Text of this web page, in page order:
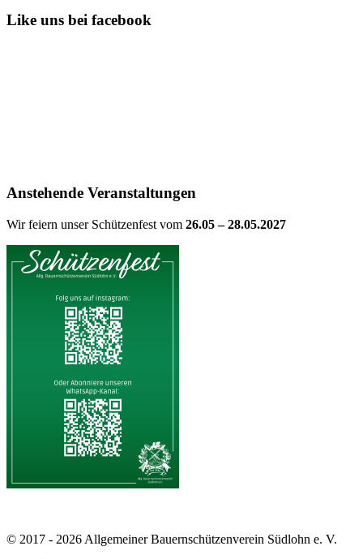
Like uns bei facebook
Anstehende Veranstaltungen
Wir feiern unser Schützenfest vom 26.05 – 28.05.2027
© 2017 - 2026 Allgemeiner Bauernschützenverein Südlohn e. V.